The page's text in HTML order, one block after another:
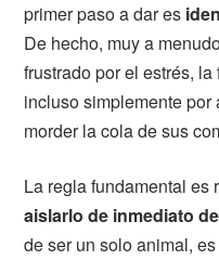
primer paso a dar es
De hecho, muy a
frustrado por el estrés,
incluso simplemente
morder la cola de sus
La regla fundamental es
aislarlo de inmediato
de ser un solo animal,